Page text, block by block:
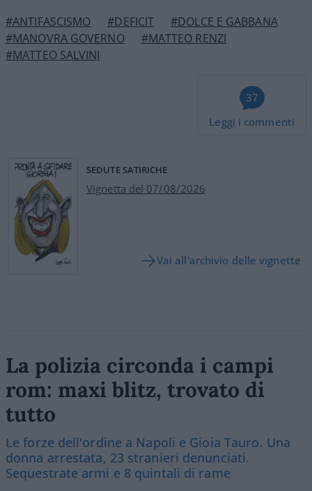
#ANTIFASCISMO #DEFICIT
#DOLCE E GABBANA
#MANOVRA GOVERNO
#MATTEO RENZI
#MATTEO SALVINI
37
Leggi i commenti
SEDUTE SATIRICHE
Vignetta del 07/08/2026
Vai all'archivio delle vignette
La polizia circonda i campi
rom: maxi blitz, trovato di
tutto
Le forze dell'ordine a Napoli e Gioia Tauro. Una
donna arrestata, 23 stranieri denunciati.
Sequestrate armi e 8 quintali di rame